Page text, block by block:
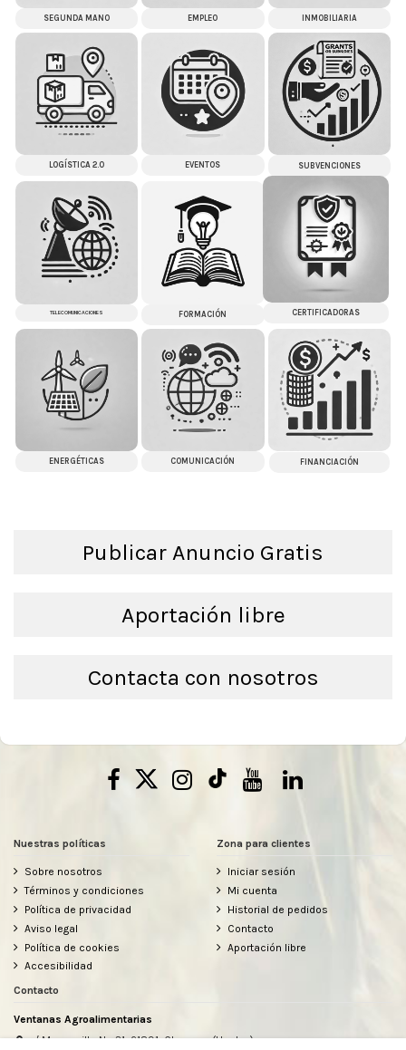
SEGUNDA MANO EMPLEO INMOBILIARIA
LOGÍSTICA 2.0 EVENTOS SUBVENCIONES
TELECOMUNICACIONES FORMACIÓN CERTIFICADORAS
ENERGÉTICAS COMUNICACIÓN FINANCIACIÓN
Publicar Anuncio Gratis
Aportación libre
Contacta con nosotros
Nuestras políticas
Sobre nosotros
Términos y condiciones
Política de privacidad
Aviso legal
Política de cookies
Accesibilidad
Zona para clientes
Iniciar sesión
Mi cuenta
Historial de pedidos
Contacto
Aportación libre
Contacto
Ventanas Agroalimentarias
c/ Manzanilla Nº 31, 21891, Chucena (Huelva)